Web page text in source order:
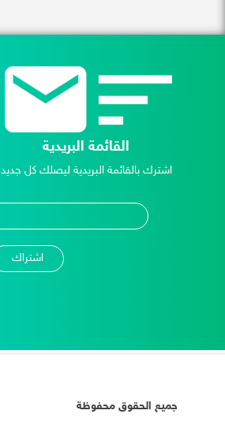
القائمة البريدية
اشترك بالقائمة البريدية ليصلك كل جديد
جميع الحقوق محفوظة